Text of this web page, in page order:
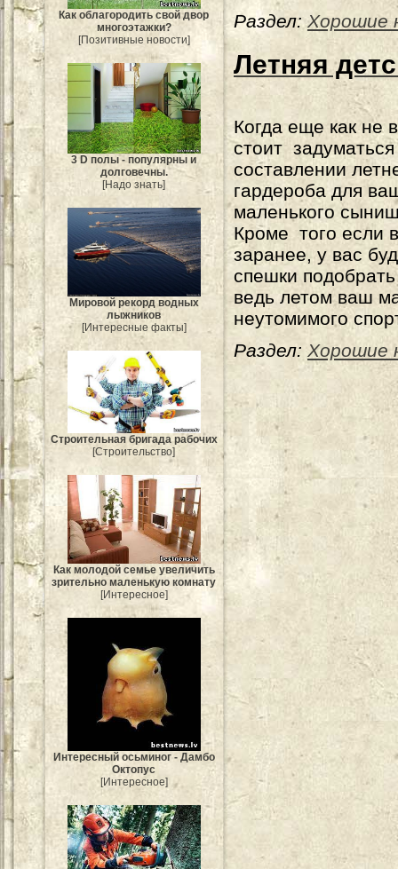
Как облагородить свой двор
многоэтажки?
[Позитивные новости]
3 D полы - популярны и
долговечны.
[Надо знать]
Мировой рекорд водных
лыжников
[Интересные факты]
Строительная бригада рабочих
[Строительство]
Как молодой семье увеличить
зрительно маленькую комнату
[Интересное]
Интересный осьминог - Дамбо
Октопус
[Интересное]
Раздел: Хорошие
Летняя
Когда еще как не
стоит
составлении
гардероба для
маленького
Кроме того если
заранее, у вас
спешки
ведь летом ваш
неутомимого
Раздел: Хорошие